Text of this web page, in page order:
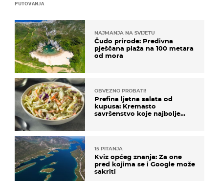
PUTOVANJA
NAJMANJA NA SVIJETU
Čudo prirode: Predivna
pješčana plaža na 100 metara
od mora
OBVEZNO PROBATI!
Prefina ljetna salata od
kupusa: Kremasto
savršenstvo koje najbolje
15 PITANJA
Kviz općeg znanja: Za one
pred kojima se i Google može
sakriti